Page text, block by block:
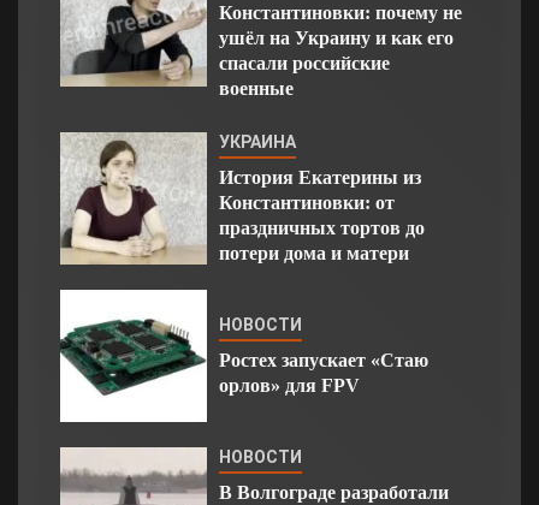
Константиновки: почему не
ушёл на Украину и как его
спасали российские
военные
УКРАИНА
История Екатерины из
Константиновки: от
праздничных тортов до
потери дома и матери
НОВОСТИ
Ростех запускает «Стаю
орлов» для FPV
НОВОСТИ
В Волгограде разработали